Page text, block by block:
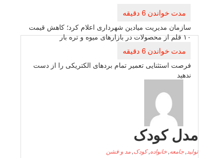
راهبری
نوشته
سازمان مدیریت میادین شهرداری اعلام كرد؛ كاهش قیمت
فرصت استثنایی تعمیر تمام بردهای الكتریكی را از دست
کودک
جامعه,خانواده,کودک,مد و فشن